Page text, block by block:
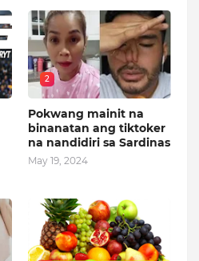
2
Pokwang mainit na
binanatan ang tiktoker
na nandidiri sa Sardinas
May 19, 2024